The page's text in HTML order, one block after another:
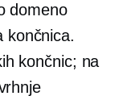
domeno
končnica.
končnic; na